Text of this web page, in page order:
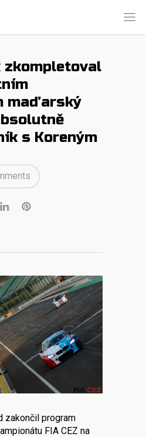
zkompletoval
maďarský
s Koreným
zakončil program
FIA CEZ na